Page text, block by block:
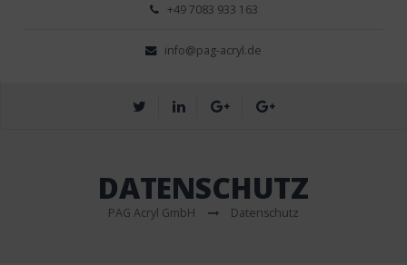
+49 ­7083 933 163
info@pag-acryl.de
DATENSCHUTZ
PAG Acryl GmbH Datenschutz